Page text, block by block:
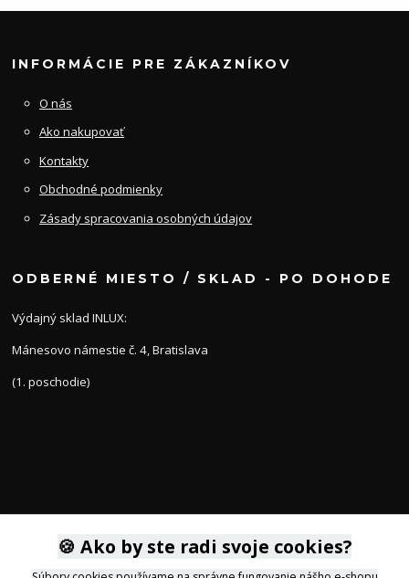
INFORMÁCIE PRE ZÁKAZNÍKOV
O nás
Ako nakupovať
Kontakty
Obchodné podmienky
Zásady spracovania osobných údajov
ODBERNÉ MIESTO / SKLAD - PO DOHODE
Výdajný sklad INLUX:
Mánesovo námestie č. 4, Bratislava
(1. poschodie)
KONTAKTY
🍪 Ako by ste radi svoje cookies?